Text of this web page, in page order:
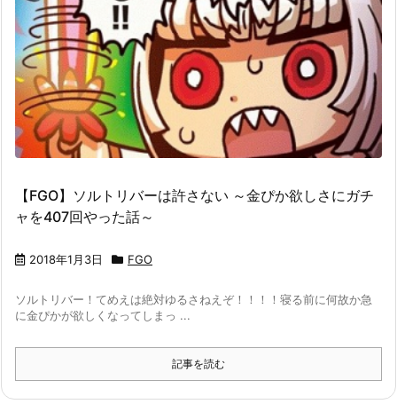
【FGO】ソルトリバーは許さない ～金ぴか欲しさにガチ
ャを407回やった話～
2018年1月3日 FGO
ソルトリバー！てめえは絶対ゆるさねえぞ！！！！寝る前に何故か急
に金ぴかが欲しくなってしまっ ...
記事を読む